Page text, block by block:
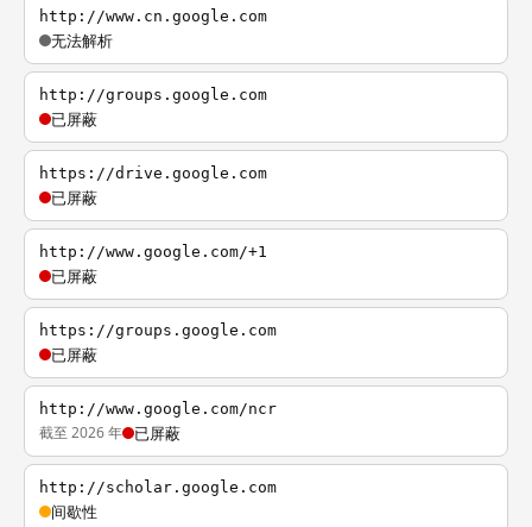
http://www.cn.google.com
无法解析
http://groups.google.com
已屏蔽
https://drive.google.com
已屏蔽
http://www.google.com/+1
已屏蔽
https://groups.google.com
已屏蔽
http://www.google.com/ncr
截至 2026 年 已屏蔽
http://scholar.google.com
间歇性